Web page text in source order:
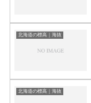
北海道の標高｜海抜
北海道の標高｜海抜